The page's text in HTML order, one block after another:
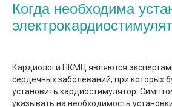
Когда необходима
Кардиологи ПКМЦ являются
сердечных заболеваний, при которых
установить кардиостимулятор.
указывать на необходимость